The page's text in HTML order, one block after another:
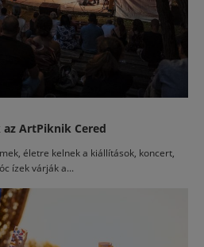
ArtPiknik Cered
életre kelnek a kiállítások, koncert,
ízek várják a...